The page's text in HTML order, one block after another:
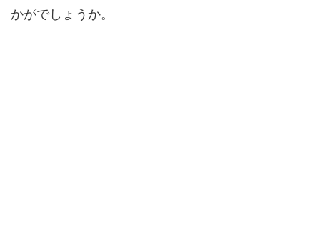
かがでしょうか。